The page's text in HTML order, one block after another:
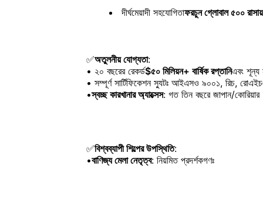
দীর্ঘমেয়াদী সহযোগিতাফরচুন গ্লোবাল ৫০০
✅অতুলনীয় যোগ্যতা:
• ২০ বছরের রেকর্ড$৫০ মিলিয়ন+ বার্ষিক রপ্তানিএবং শূন্য
• সম্পূর্ণ সার্টিফিকেশন স্যুটঃ আইএসও ৯০০১, রিচ,
•স্বচ্ছ কারখানার অ্যাক্সেস: গত তিন বছরে জাপান/কোরিয়ার
✅বিশ্বব্যাপী শিল্পের উপস্থিতি:
•বাণিজ্য মেলা নেতৃত্ব: নিয়মিত প্রদর্শকগণঃ